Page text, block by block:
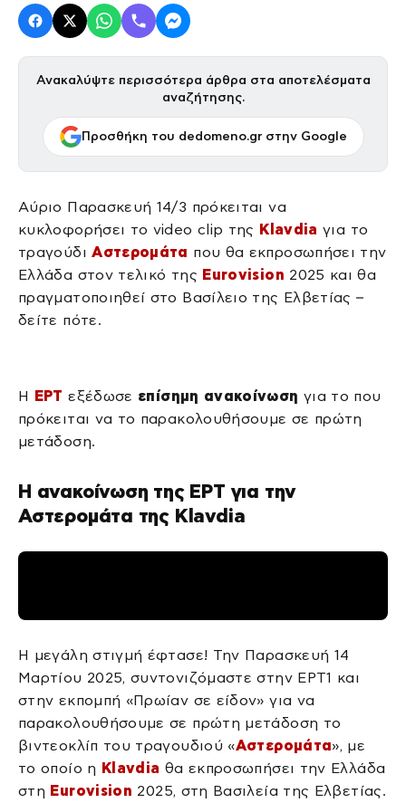
Ανακαλύψτε περισσότερα άρθρα στα αποτελέσματα
αναζήτησης.
Προσθήκη του dedomeno.gr στην Google
Αύριο Παρασκευή 14/3 πρόκειται να
κυκλοφορήσει το video clip της Klavdia για το
τραγούδιΑστερομάτα που θα εκπροσωπήσει την
Ελλάδα στον τελικό της Eurovision 2025 και θα
πραγματοποιηθεί στο Βασίλειο της Ελβετίας –
δείτε πότε.
Η ΕΡΤ εξέδωσε επίσημη ανακοίνωση για το που
πρόκειται να το παρακολουθήσουμε σε πρώτη
μετάδοση.
Η ανακοίνωση της ΕΡΤ για την
Αστερομάτα της Klavdia
Η μεγάλη στιγμή έφτασε! Την Παρασκευή 14
Μαρτίου 2025, συντονιζόμαστε στην ΕΡΤ1 και
στην εκπομπή «Πρωίαν σε είδον» για να
παρακολουθήσουμε σε πρώτη μετάδοση το
βιντεοκλίπ του τραγουδιού «Αστερομάτα», με
το οποίο η Klavdia θα εκπροσωπήσει την Ελλάδα
στη Eurovision 2025, στη Βασιλεία της Ελβετίας.